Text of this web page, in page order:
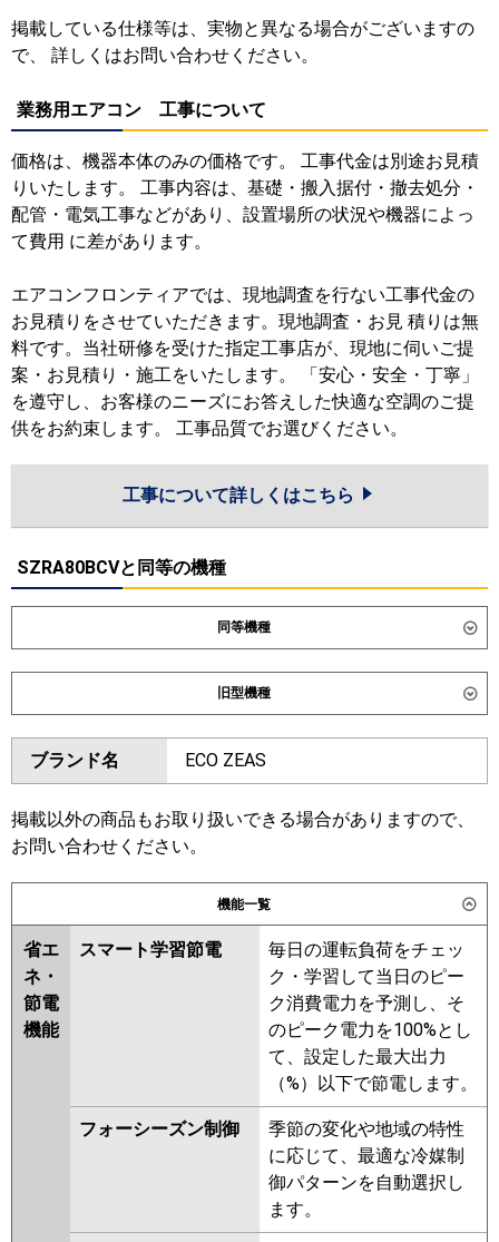
掲載している仕様等は、実物と異なる場合がございますの
で、 詳しくはお問い合わせください。
業務用エアコン 工事について
価格は、機器本体のみの価格です。 工事代金は別途お見積
りいたします。 工事内容は、基礎・搬入据付・撤去処分・
配管・電気工事などがあり、設置場所の状況や機器によっ
て費用 に差があります。
エアコンフロンティアでは、現地調査を行ない工事代金の
お見積りをさせていただきます。現地調査・お見 積りは無
料です。当社研修を受けた指定工事店が、現地に伺いご提
案・お見積り・施工をいたします。 「安心・安全・丁寧」
を遵守し、お客様のニーズにお答えした快適な空調のご提
供をお約束します。 工事品質でお選びください。
工事について詳しくはこちら
SZRA80BCVと同等の機種
同等機種
ダイキン SZRA80CNV SZRA80CV
東芝 GKEA08011JXU GKEA08011JMUB
GKSA08013JXU
GKSA08013JMUB
三菱電機 PKZ-ERMP80SK6 PKZ-
ERMP80SKL6
日立 RPK-GP80RSHJ7
パナソニック PA-P80K7SHC PA-P80K7SHCX
旧型機種
ダイキン SZRA80BYV SZRA80BYNV
SZRA80BJV
SZRA80BFV SZRA80BFNV
SZRA80BCNV
RKSA08043JMUB
RKEA08041JMU
RKSA08043JMU RKSA08043JXU
RKEA08031JX RKEA08031JM
AKEA08037JM AKEA08037JX
RKSA08033JM RKSA08033JX
AKEA08067JX AKEA08067JM
AKSA08067JM AKSA08067JX
三菱電機 PKZ-ERMP80SK5 PKZ-
ERMP80SKL5 PKZ-ERMP80SKL4
PKZ-ERMP80SK4 PKZ-
ERMP80SKL3
PKZ-ERMP80SK2 PKZ-
ブランド名 ECO ZEAS
掲載以外の商品もお取り扱いできる場合がありますので、
お問い合わせください。
機能一覧
省エ
ネ・
節電
機能
スマート学習節電
毎日の運転負荷をチェッ
ク・学習して当日のピー
ク消費電力を予測し、そ
のピーク電力を100%とし
て、設定した最大出力
（%）以下で節電します。
フォーシーズン制御
季節の変化や地域の特性
に応じて、最適な冷媒制
御パターンを自動選択し
ます。